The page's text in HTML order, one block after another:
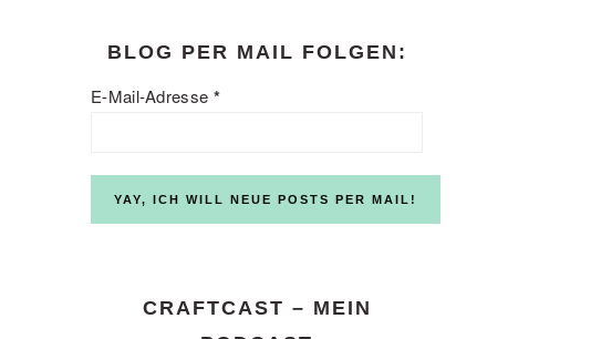
BLOG PER MAIL FOLGEN:
E-Mail-Adresse *
CRAFTCAST – MEIN